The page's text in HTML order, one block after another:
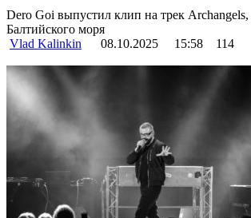
Dero Goi выпустил клип на трек
Балтийского моря
Vlad Kalinkin
08.10.2025 15:58 114